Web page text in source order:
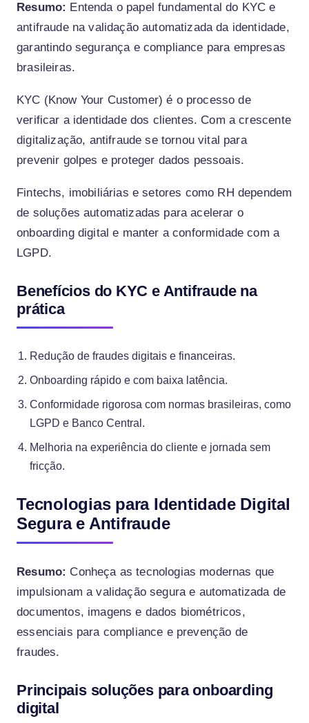
Resumo: Entenda o papel fundamental do KYC e
antifraude na validação automatizada da identidade,
garantindo segurança e compliance para empresas
brasileiras.
KYC (Know Your Customer) é o processo de
verificar a identidade dos clientes. Com a crescente
digitalização, antifraude se tornou vital para
prevenir golpes e proteger dados pessoais.
Fintechs, imobiliárias e setores como RH dependem
de soluções automatizadas para acelerar o
onboarding digital e manter a conformidade com a
LGPD.
Benefícios do KYC e Antifraude na
prática
Redução de fraudes digitais e financeiras.
Onboarding rápido e com baixa latência.
Conformidade rigorosa com normas brasileiras, como
LGPD e Banco Central.
Melhoria na experiência do cliente e jornada sem
fricção.
Tecnologias para Identidade Digital
Segura e Antifraude
Resumo: Conheça as tecnologias modernas que
impulsionam a validação segura e automatizada de
documentos, imagens e dados biométricos,
essenciais para compliance e prevenção de
fraudes.
Principais soluções para onboarding
digital